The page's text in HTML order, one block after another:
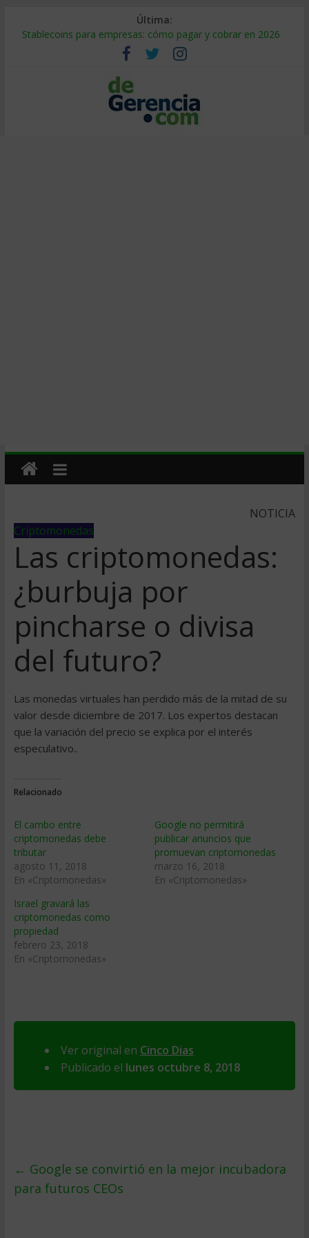
Última:
Stablecoins para empresas: cómo pagar y cobrar en 2026
Despido silencioso: qué es y por qué sale tan caro
IA en selección de personal: cómo auditarla a tiempo
Trabajo forzoso en la cadena de suministro: qué hacer
Mercado hispano de EE. UU.: cómo segmentarlo y venderle
NOTICIA
Criptomonedas
Las criptomonedas:
¿burbuja por
pincharse o divisa
del futuro?
Las monedas virtuales han perdido más de la mitad de su
valor desde diciembre de 2017. Los expertos destacan
que la variación del precio se explica por el interés
especulativo..
Relacionado
El cambo entre
criptomonedas debe
tributar
agosto 11, 2018
En «Criptomonedas»
Google no permitirá
publicar anuncios que
promuevan criptomonedas
marzo 16, 2018
En «Criptomonedas»
Israel gravará las
criptomonedas como
propiedad
febrero 23, 2018
En «Criptomonedas»
Ver original en Cinco Dias
Publicado el lunes octubre 8, 2018
← Google se convirtió en la mejor incubadora
para futuros CEOs